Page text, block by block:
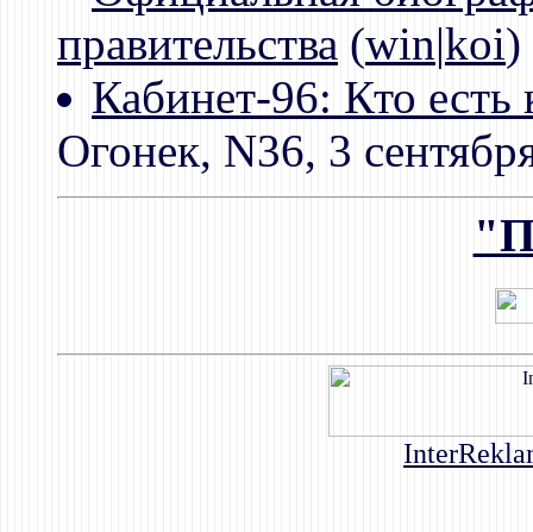
правительства (win|koi)
Кабинет-96: Кто есть
Огонек, N36, 3